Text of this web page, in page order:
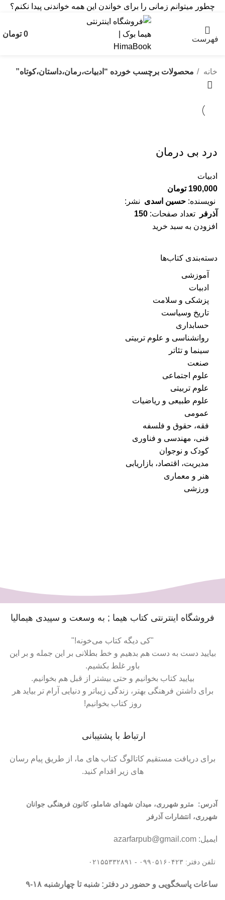
چطور میتوانم زمانی را برای خواندن این همه خواندنی پیدا نکنم؟
فهرست
0 تومان
دسته‌بندی کتاب‌ها
آموزشی
ادبیات
پزشکی و سلامت
تاریخ وسیاست
حسابداری
روانشناسی و علوم تربیتی
سینما و تئاتر
صنعت
علوم اجتماعی
علوم تربیتی
علوم طبیعی و ریاضیات
عمومی
فقه، حقوق و فلسفه
فنی، مهندسی و فناوری
کودک و نوجوان
مدیریت، اقتصاد، بازاریابی
هنر و معماری
ورزشی
خانه محصولات برچسب خورده “ادبیات،رمان،داستان،کوتاه”
درد بی درمان
ادبیات
190,000 تومان
نویسنده: حسین اسدی نشر:
آذرفر
تعداد صفحات: 150
افزودن به سبد خرید
فروشگاه اینترنتی کتاب هیما ; به وسعت و سپیدی هیمالیا
"کی دیگه کتاب می‌خونه!"
بیایید دست به دست هم بدهیم و خط بطلانی بر این جمله و بر این
باور غلط بکشیم.
بیایید کتاب بخوانیم و حتی بیشتر از قبل هم بخوانیم.
برای داشتن فرهنگی بهتر، زندگی زیباتر و دنیایی آرام تر بیاید هر
روز کتاب بخوانیم!
ارتباط با پشتیبانی
برای دریافت مستقیم کاتالوگ کتاب های ما، از طریق پیام رسان
های زیر اقدام کنید.
آدرس: مترو شهرری، میدان شهدای شاملو، کانون فرهنگی جوانان
شهرری، انتشارات آذرفر
ایمیل: azarfarpub@gmail.com
تلفن دفتر: ۰۹۹۰۵۱۶۰۴۲۳ - ۰۲۱۵۵۳۳۲۸۹۱
ساعات پاسخگویی و حضور در دفتر: شنبه تا چهارشنبه ۱۸-۹